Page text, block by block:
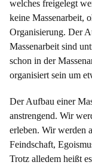
welches freigelegt
keine Massenarbeit,
Organisierung. Der
Massenarbeit sind
schon in der
organisiert sein um
Der Aufbau einer
anstrengend. Wir
erleben. Wir werden
Feindschaft,
Trotz alledem heißt